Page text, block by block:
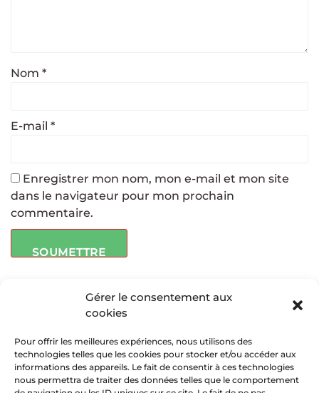
Gérer le consentement aux
cookies
Pour offrir les meilleures expériences, nous utilisons des
technologies telles que les cookies pour stocker et/ou accéder aux
informations des appareils. Le fait de consentir à ces technologies
nous permettra de traiter des données telles que le comportement
Nom *
E-mail *
Enregistrer mon nom, mon e-mail et mon site
dans le navigateur pour mon prochain
commentaire.